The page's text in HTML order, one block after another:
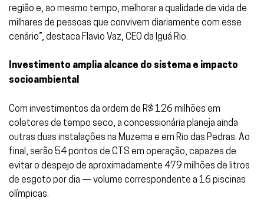
região e, ao mesmo tempo, melhorar a qualidade de vida de
milhares de pessoas que convivem diariamente com esse
cenário”, destaca Flavio Vaz, CEO da Iguá Rio.
Investimento amplia alcance do sistema e impacto
socioambiental
Com investimentos da ordem de R$ 126 milhões em
coletores de tempo seco, a concessionária planeja ainda
outras duas instalações na Muzema e em Rio das Pedras. Ao
final, serão 54 pontos de CTS em operação, capazes de
evitar o despejo de aproximadamente 479 milhões de litros
de esgoto por dia — volume correspondente a 16 piscinas
olímpicas.